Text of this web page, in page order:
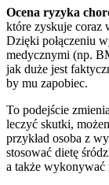
Ocena ryzyka
które zyskuje coraz
Dzięki połączeniu
medycznymi (np.
jak duże jest
by mu zapobiec.
To podejście
leczyć skutki,
przykład osoba z
stosować dietę
a także wykonywać